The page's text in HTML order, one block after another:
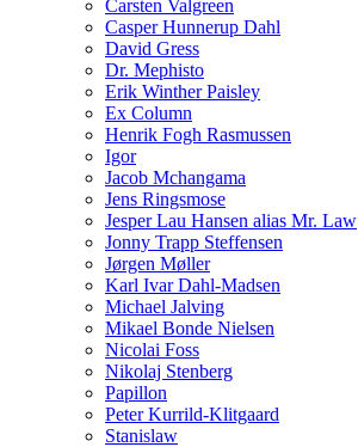
Carsten Valgreen
Casper Hunnerup Dahl
David Gress
Dr. Mephisto
Erik Winther Paisley
Ex Column
Henrik Fogh Rasmussen
Igor
Jacob Mchangama
Jens Ringsmose
Jesper Lau Hansen alias Mr. Law
Jonny Trapp Steffensen
Jørgen Møller
Karl Ivar Dahl-Madsen
Michael Jalving
Mikael Bonde Nielsen
Nicolai Foss
Nikolaj Stenberg
Papillon
Peter Kurrild-Klitgaard
Stanislaw